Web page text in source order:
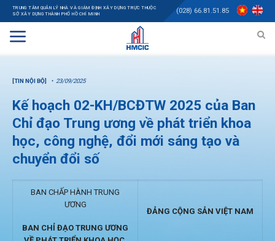
TRUNG TÂM QUẢN LÝ NHÀ VÀ GIÁM ĐỊNH XÂY DỰNG TRỰC THUỘC
SỞ XÂY DỰNG THÀNH PHỐ HỒ CHÍ MINH
(028) 66.81.51.85
[TIN NỘI BỘ] 23/09/2025
Kế hoạch 02-KH/BCĐTW 2025 của Ban
Chỉ đạo Trung ương về phát triển khoa
học, công nghệ, đổi mới sáng tạo và
chuyển đổi số
BAN CHẤP HÀNH TRUNG
ƯƠNG
BAN CHỈ ĐẠO TRUNG ƯƠNG
ĐẢNG CỘNG SẢN VIỆT NAM